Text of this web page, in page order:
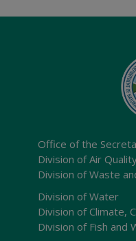
Office of the
Division of Air
Division of Waste
Division of Water
Division of Climate,
Division of Fish and